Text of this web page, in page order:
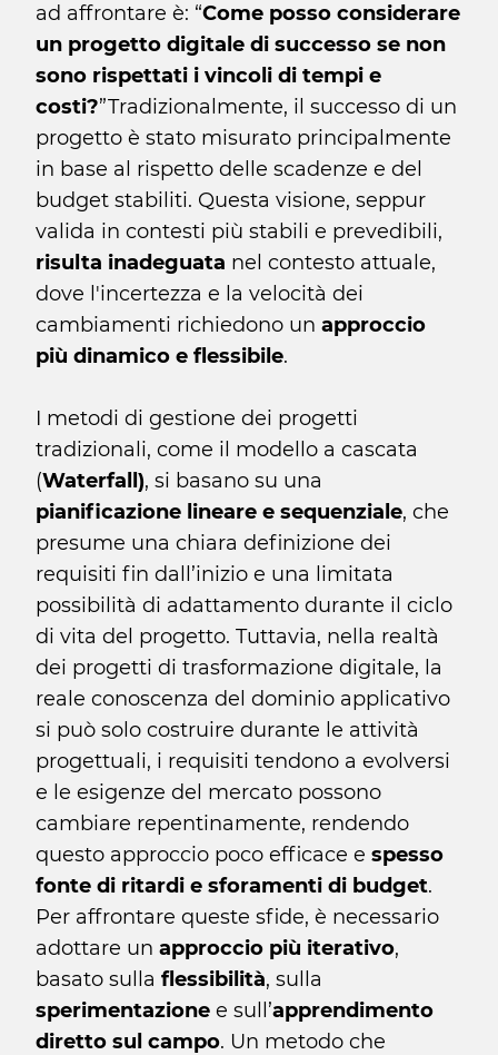
ad affrontare è: “Come posso considerare
un progetto digitale di successo se non
sono rispettati i vincoli di tempi e
costi?”Tradizionalmente, il successo di un
progetto è stato misurato principalmente
in base al rispetto delle scadenze e del
budget stabiliti. Questa visione, seppur
valida in contesti più stabili e prevedibili,
risulta inadeguata nel contesto attuale,
dove l'incertezza e la velocità dei
cambiamenti richiedono un approccio
più dinamico e flessibile.
I metodi di gestione dei progetti
tradizionali, come il modello a cascata
(Waterfall), si basano su una
pianificazione lineare e sequenziale, che
presume una chiara definizione dei
requisiti fin dall’inizio e una limitata
possibilità di adattamento durante il ciclo
di vita del progetto. Tuttavia, nella realtà
dei progetti di trasformazione digitale, la
reale conoscenza del dominio applicativo
si può solo costruire durante le attività
progettuali, i requisiti tendono a evolversi
e le esigenze del mercato possono
cambiare repentinamente, rendendo
questo approccio poco efficace e spesso
fonte di ritardi e sforamenti di budget.
Per affrontare queste sfide, è necessario
adottare un approccio più iterativo,
basato sulla flessibilità, sulla
sperimentazione e sull’apprendimento
diretto sul campo. Un metodo che